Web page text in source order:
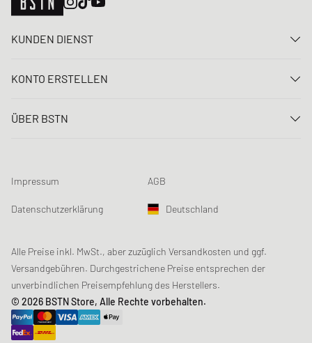
KUNDEN DIENST
FAQ
Loyalty Program
Produktsicherheit
KONTO ERSTELLEN
Registrieren
Newsletter-Registrierung
Datenerfassung
ÜBER BSTN
Chronicles
Sustainability
Studentenrabatt: Unidays
Studentenrabatt: Studentbeans
Studentenrabatt: EDiU
Gutscheine & Aktionen
Impressum AGB
Datenschutzerklärung Deutschland
Alle Preise inkl. MwSt., aber zuzüglich Versandkosten und ggf.
Versandgebühren. Durchgestrichene Preise entsprechen der
unverbindlichen Preisempfehlung des Herstellers.
© 2026 BSTN Store, Alle Rechte vorbehalten.